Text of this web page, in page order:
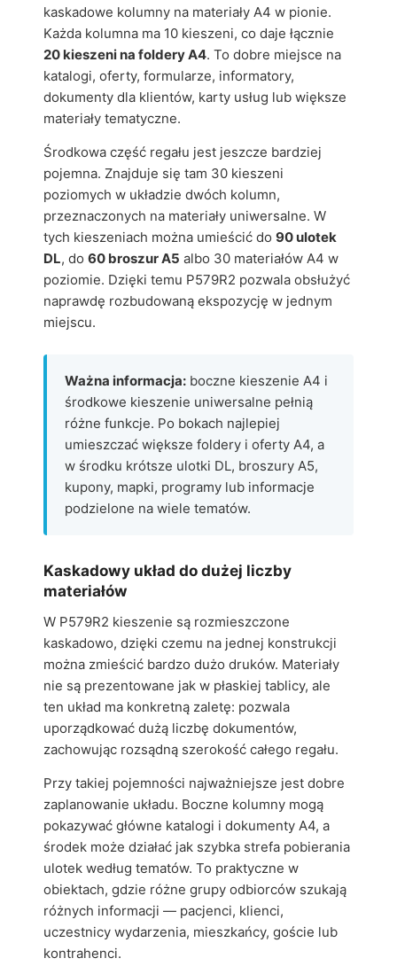
kaskadowe kolumny na materiały A4 w pionie.
Każda kolumna ma 10 kieszeni, co daje łącznie
20 kieszeni na foldery A4. To dobre miejsce na
katalogi, oferty, formularze, informatory,
dokumenty dla klientów, karty usług lub większe
materiały tematyczne.
Środkowa część regału jest jeszcze bardziej
pojemna. Znajduje się tam 30 kieszeni
poziomych w układzie dwóch kolumn,
przeznaczonych na materiały uniwersalne. W
tych kieszeniach można umieścić do 90 ulotek
DL, do 60 broszur A5 albo 30 materiałów A4 w
poziomie. Dzięki temu P579R2 pozwala obsłużyć
naprawdę rozbudowaną ekspozycję w jednym
miejscu.
Ważna informacja: boczne kieszenie A4 i
środkowe kieszenie uniwersalne pełnią
różne funkcje. Po bokach najlepiej
umieszczać większe foldery i oferty A4, a
w środku krótsze ulotki DL, broszury A5,
kupony, mapki, programy lub informacje
podzielone na wiele tematów.
Kaskadowy układ do dużej liczby
materiałów
W P579R2 kieszenie są rozmieszczone
kaskadowo, dzięki czemu na jednej konstrukcji
można zmieścić bardzo dużo druków. Materiały
nie są prezentowane jak w płaskiej tablicy, ale
ten układ ma konkretną zaletę: pozwala
uporządkować dużą liczbę dokumentów,
zachowując rozsądną szerokość całego regału.
Przy takiej pojemności najważniejsze jest dobre
zaplanowanie układu. Boczne kolumny mogą
pokazywać główne katalogi i dokumenty A4, a
środek może działać jak szybka strefa pobierania
ulotek według tematów. To praktyczne w
obiektach, gdzie różne grupy odbiorców szukają
różnych informacji — pacjenci, klienci,
uczestnicy wydarzenia, mieszkańcy, goście lub
kontrahenci.